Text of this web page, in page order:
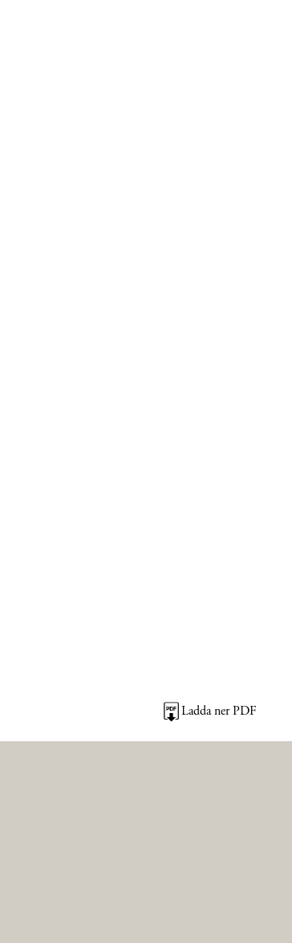
Ladda ner PDF